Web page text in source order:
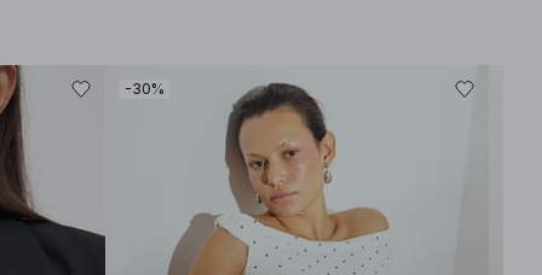
-30%